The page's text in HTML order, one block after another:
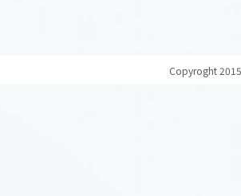
Copyroght 2015